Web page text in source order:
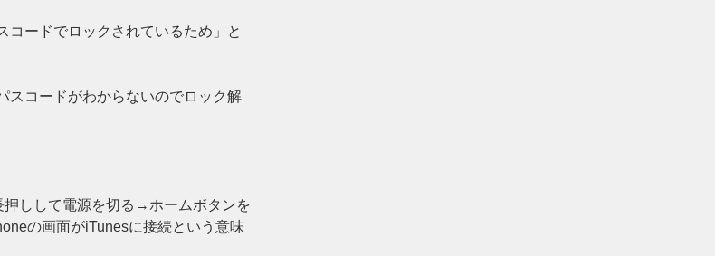
コードでロックされているため」と
スコードがわからないのでロック解
しして電源を切る→ホームボタンを
の画面がiTunesに接続という意味